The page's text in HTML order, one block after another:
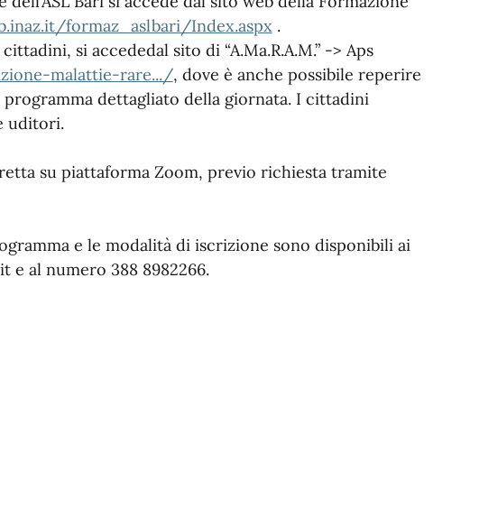
formaz_aslbari/Index.aspx.
si accededal sito di “A.Ma.R.A.M.” -> Aps
malattie-rare.../, dove è anche possibile reperire
dettagliato della giornata. I cittadini
uditori.
su piattaforma Zoom, previo richiesta tramite
e le modalità di iscrizione sono disponibili ai
e al numero 388 8982266.